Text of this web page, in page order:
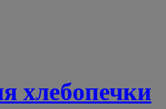
хлебопечки